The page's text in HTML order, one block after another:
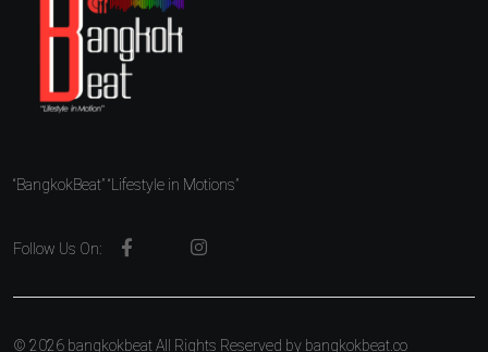
“BangkokBeat” “Lifestyle in Motions”
Follow Us On:
© 2026 bangkokbeat All Rights Reserved by bangkokbeat.co